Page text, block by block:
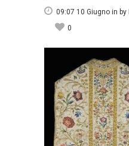
09:07 10 Giugno in by
0